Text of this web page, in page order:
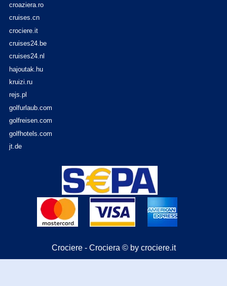
croaziera.ro
cruises.cn
crociere.it
cruises24.be
cruises24.nl
hajoutak.hu
kruizi.ru
rejs.pl
golfurlaub.com
golfreisen.com
golfhotels.com
jt.de
Crociere - Crociera © by crociere.it